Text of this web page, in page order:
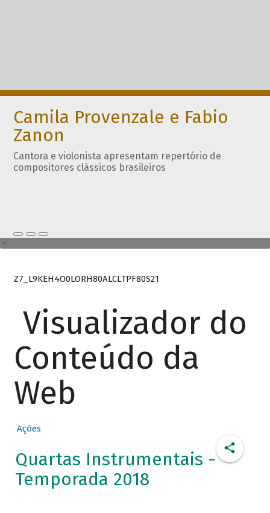
Camila Provenzale e Fabio
Zanon
Cantora e violonista apresentam repertório de
compositores clássicos brasileiros
Z7_L9KEH4O0LORH80ALCLTPF80S21
Visualizador do
Conteúdo da
Web
Ações
Quartas Instrumentais -
Temporada 2018